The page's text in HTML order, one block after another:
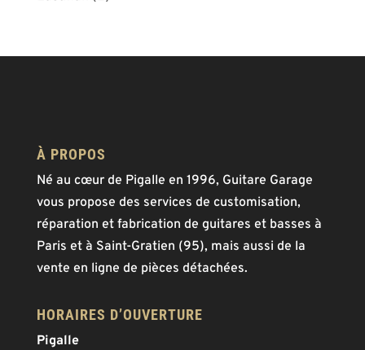
À PROPOS
Né au cœur de Pigalle en 1996, Guitare Garage
vous propose des services de customisation,
réparation et fabrication de guitares et basses à
Paris et à Saint-Gratien (95), mais aussi de la
vente en ligne de pièces détachées.
HORAIRES D’OUVERTURE
Pigalle